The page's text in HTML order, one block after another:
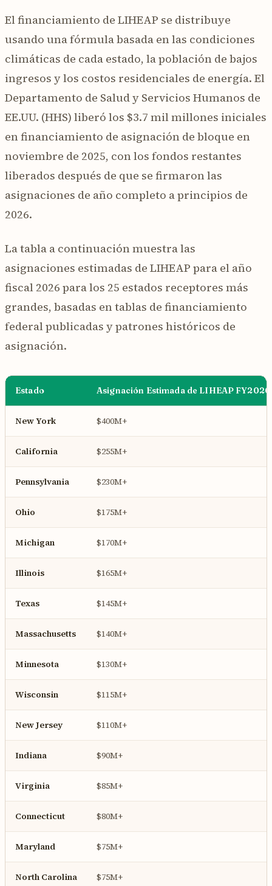
El financiamiento de LIHEAP se distribuye
usando una fórmula basada en las condiciones
climáticas de cada estado, la población de bajos
ingresos y los costos residenciales de energía. El
Departamento de Salud y Servicios Humanos de
EE.UU. (HHS) liberó los $3.7 mil millones iniciales
en financiamiento de asignación de bloque en
noviembre de 2025, con los fondos restantes
liberados después de que se firmaron las
asignaciones de año completo a principios de
2026.
La tabla a continuación muestra las
asignaciones estimadas de LIHEAP para el año
fiscal 2026 para los 25 estados receptores más
grandes, basadas en tablas de financiamiento
federal publicadas y patrones históricos de
asignación.
Estado Asignación Estimada de LIHEAP FY2026
New York $400M+
California $255M+
Pennsylvania $230M+
Ohio $175M+
Michigan $170M+
Illinois $165M+
Texas $145M+
Massachusetts $140M+
Minnesota $130M+
Wisconsin $115M+
New Jersey $110M+
Indiana $90M+
Virginia $85M+
Connecticut $80M+
Maryland $75M+
North Carolina $75M+